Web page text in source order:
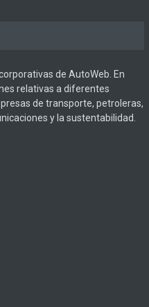
de AutoWeb. En
relativas a diferentes
de transporte, petroleras,
y la sustentabilidad.